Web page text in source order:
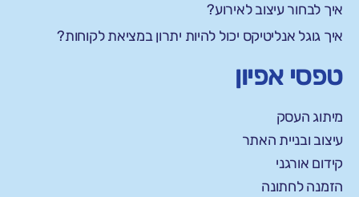
איך לבחור עיצוב לאירוע?
איך גוגל אנליטיקס יכול להיות יתרון במציאת לקוחות?
טפסי אפיון
מיתוג העסק
עיצוב ובניית האתר
קידום אורגני
הזמנה לחתונה